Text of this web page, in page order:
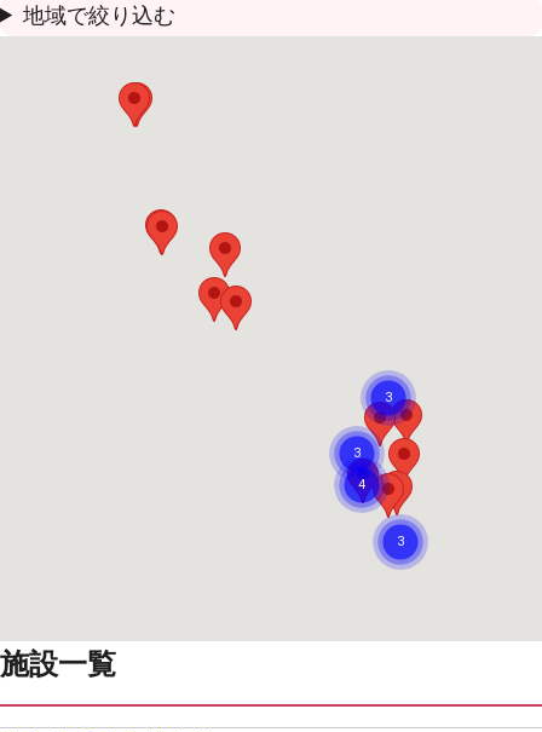
地域で絞り込む
施設一覧